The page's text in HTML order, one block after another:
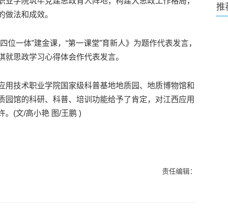
法和成效。
一体”建金课，“第一课堂”育新人》为题作代表发言，
思政学习心得体会作代表发言。
技术职业学院国家级科普基地地质园、地质博物馆和
园馆的科研、科普、培训功能给予了肯定，对江西应用
。(文/高小艳 图/王鹏 )
责任编辑：
推